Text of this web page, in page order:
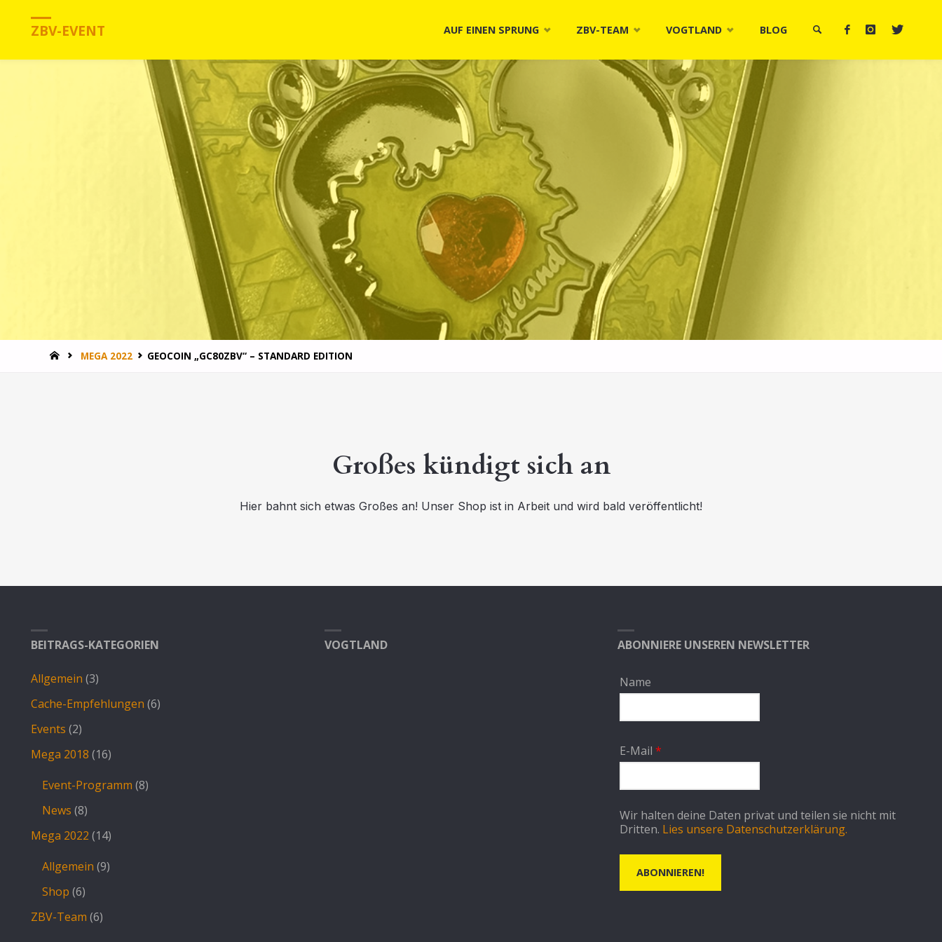
ZBV-EVENT
to
content
AUF EINEN SPRUNG ZBV-TEAM VOGTLAND BLOG
MEGA 2022 GEOCOIN „GC80ZBV“ – STANDARD EDITION
Großes kündigt sich an
Hier bahnt sich etwas Großes an! Unser Shop ist in Arbeit und wird bald veröffentlicht!
BEITRAGS-KATEGORIEN
Allgemein (3)
Cache-Empfehlungen (6)
Events (2)
Mega 2018 (16)
Event-Programm (8)
News (8)
Mega 2022 (14)
Allgemein (9)
Shop (6)
ZBV-Team (6)
VOGTLAND ABONNIERE UNSEREN NEWSLETTER
Name
E-Mail*
Wir halten deine Daten privat und teilen sie nicht mit
Dritten. Lies unsere Datenschutzerklärung.